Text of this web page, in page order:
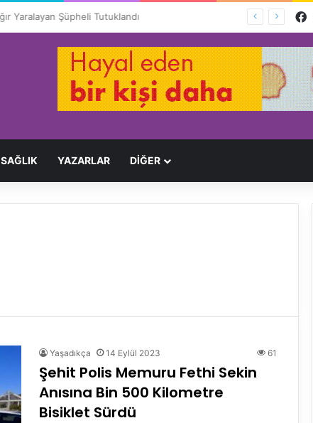
Yaralayan Şüpheli Tutuklandı
SAĞLIK YAZARLAR DİĞER
Yaşadıkça 14 Eylül 2023 61
Şehit Polis Memuru Fethi Sekin
Anısına Bin 500 Kilometre
Bisiklet Sürdü